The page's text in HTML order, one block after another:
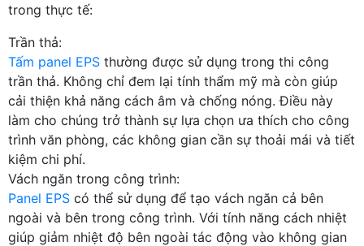
trong thực tế:
Trần thả:
Tấm panel EPS thường được sử dụng trong thi công
trần thả. Không chỉ đem lại tính thẩm mỹ mà còn giúp
cải thiện khả năng cách âm và chống nóng. Điều này
làm cho chúng trở thành sự lựa chọn ưa thích cho công
trình văn phòng, các không gian cần sự thoải mái và tiết
kiệm chi phí.
Vách ngăn trong công trình:
Panel EPS có thể sử dụng để tạo vách ngăn cả bên
ngoài và bên trong công trình. Với tính năng cách nhiệt
giúp giảm nhiệt độ bên ngoài tác động vào không gian